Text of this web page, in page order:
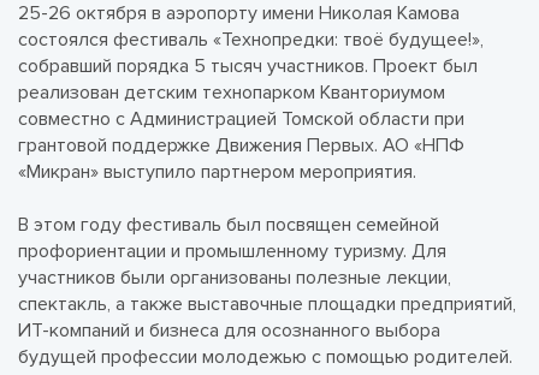
25-26 октября в аэропорту имени Николая Камова
состоялся фестиваль «Технопредки: твоё будущее!»,
собравший порядка 5 тысяч участников. Проект был
реализован детским технопарком Кванториумом
совместно с Администрацией Томской области при
грантовой поддержке Движения Первых. АО «НПФ
«Микран» выступило партнером мероприятия.
В этом году фестиваль был посвящен семейной
профориентации и промышленному туризму. Для
участников были организованы полезные лекции,
спектакль, а также выставочные площадки предприятий,
ИТ-компаний и бизнеса для осознанного выбора
будущей профессии молодежью с помощью родителей.